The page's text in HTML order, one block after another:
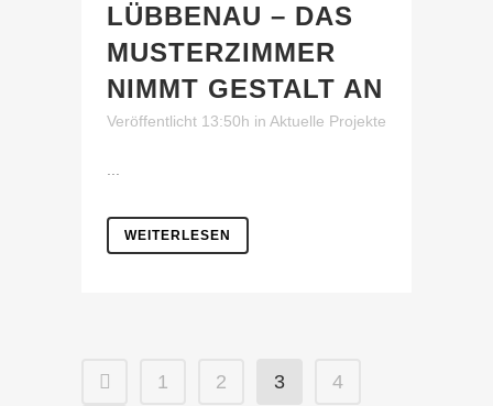
LÜBBENAU – DAS
MUSTERZIMMER
NIMMT GESTALT AN
Veröffentlicht 13:50h in Aktuelle Projekte
WEITERLESEN
1 2 3 4